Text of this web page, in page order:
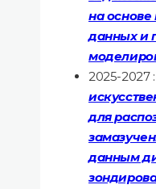
на
данных и
2025-2027
для
данным